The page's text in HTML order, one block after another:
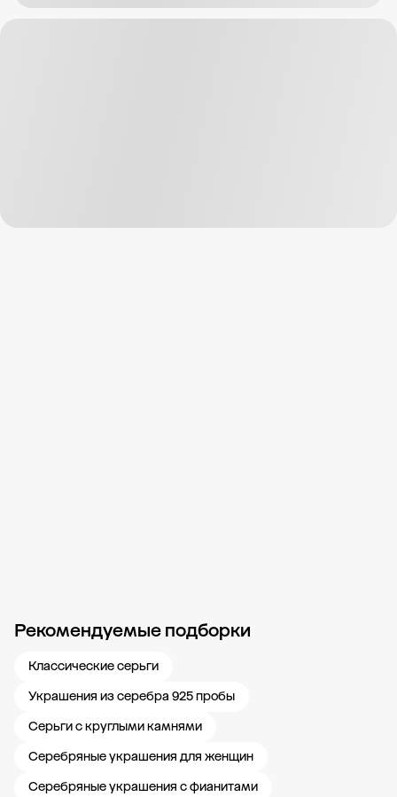
Рекомендуемые подборки
Классические серьги
Украшения из серебра 925 пробы
Серьги с круглыми камнями
Серебряные украшения для женщин
Серебряные украшения с фианитами
Новости компании Журнал ЗОЛОТОЙ Блог